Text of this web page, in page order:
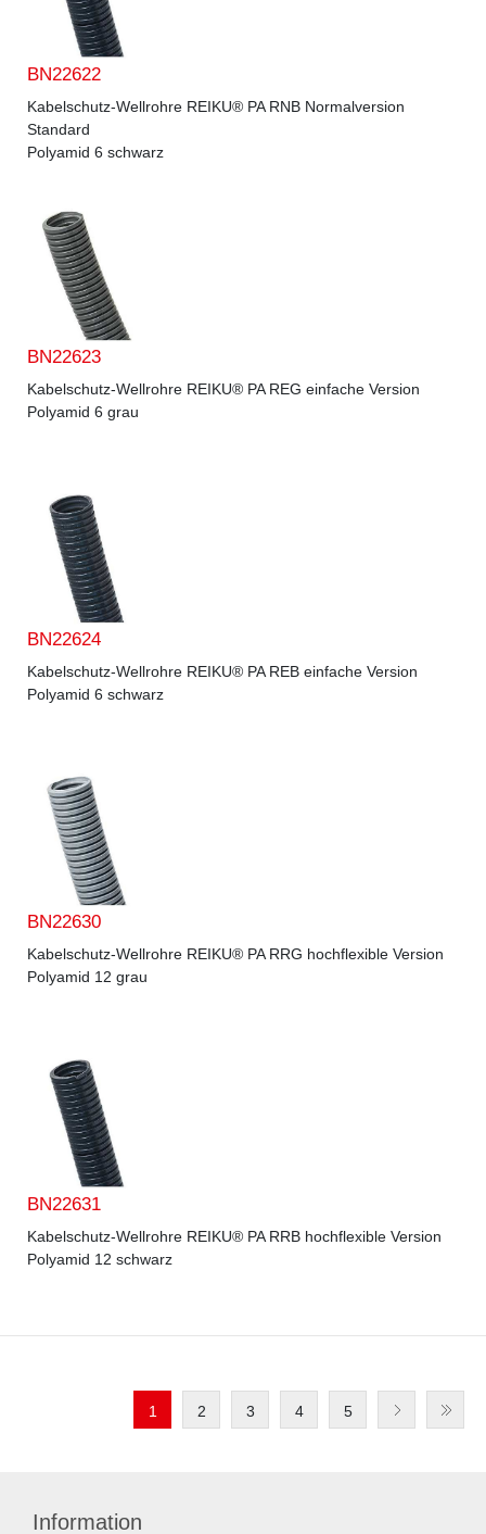
BN22622
Kabelschutz-Wellrohre REIKU® PA RNB Normalversion
Standard
Polyamid 6 schwarz
BN22623
Kabelschutz-Wellrohre REIKU® PA REG einfache Version
Polyamid 6 grau
BN22624
Kabelschutz-Wellrohre REIKU® PA REB einfache Version
Polyamid 6 schwarz
BN22630
Kabelschutz-Wellrohre REIKU® PA RRG hochflexible Version
Polyamid 12 grau
BN22631
Kabelschutz-Wellrohre REIKU® PA RRB hochflexible Version
Polyamid 12 schwarz
1 2 3 4 5
Information